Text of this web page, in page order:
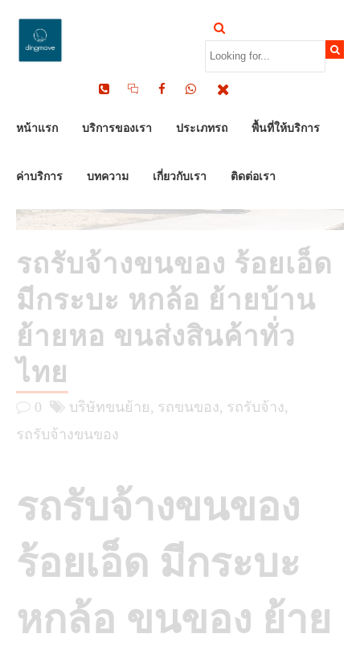
หน้าแรก บริการของเรา ประเภทรถ พื้นที่ให้บริการ
ค่าบริการ บทความ เกี่ยวกับเรา ติดต่อเรา
รถรับจ้างขนของ ร้อยเอ็ด
มีกระบะ หกล้อ ย้ายบ้าน
ย้ายหอ ขนส่งสินค้าทั่ว
ไทย
0 บริษัทขนย้าย รถขนของ รถรับจ้าง
รถรับจ้างขนของ
รถรับจ้างขนของ
ร้อยเอ็ด มีกระบะ
หกล้อ ขนของ ย้าย